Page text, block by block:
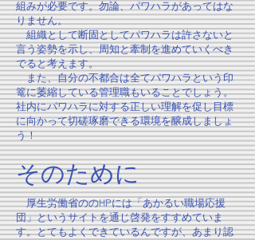
組みが必要です。勿論、パワハラがあってはな
りません。
組織として断固としてパワハラは許さないと
言う姿勢を示し、周知と牽制を進めていくべき
でると考えます。
​ また、自分の不都合は全てパワハラという印
篭に萎縮している管理職もいることでしょう。
社内にパワハラに対する正しい理解を促し目標
に向かって切磋琢磨できる環境を醸成しましょ
う！
そのために
厚生労働省ののHPには「あかるい職場応援
団」というサイトを通じ啓発をすすめていま
す。とてもよくできているんですが、あまり認